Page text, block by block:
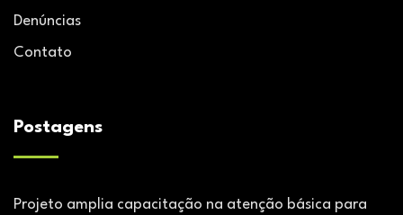
Denúncias
Contato
Postagens
Projeto amplia capacitação na atenção básica para